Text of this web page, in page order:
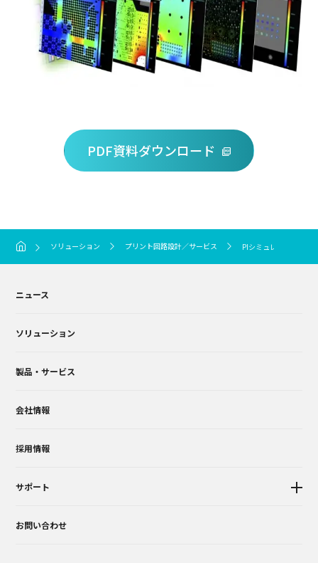
PDF資料ダウンロード
ソリューション プリント回路設計／サービス PIシミュレーション
ニュース
ソリューション
製品・サービス
会社情報
採用情報
サポート
お問い合わせ